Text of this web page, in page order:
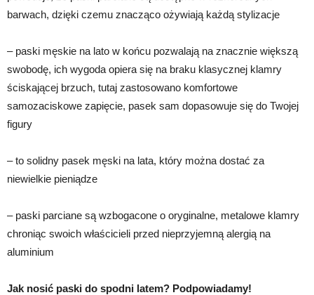
barwach, dzięki czemu znacząco ożywiają każdą stylizacje
– paski męskie na lato w końcu pozwalają na znacznie większą
swobodę, ich wygoda opiera się na braku klasycznej klamry
ściskającej brzuch, tutaj zastosowano komfortowe
samozaciskowe zapięcie, pasek sam dopasowuje się do Twojej
figury
– to solidny pasek męski na lata, który można dostać za
niewielkie pieniądze
– paski parciane są wzbogacone o oryginalne, metalowe klamry
chroniąc swoich właścicieli przed nieprzyjemną alergią na
aluminium
Jak nosić paski do spodni latem? Podpowiadamy!